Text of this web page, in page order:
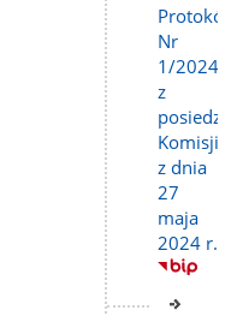
do
Protokół
Nr
1/2024
z
Komisji
z dnia
27
maja
2024 r.